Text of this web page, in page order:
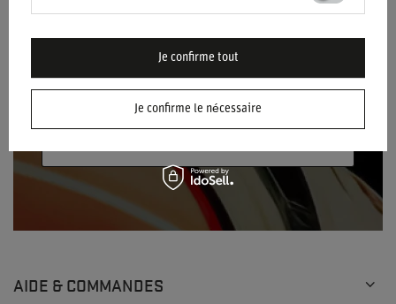
contenant des informations commerciales
confidentialité.
AIDE & COMMANDES
Je confirme le nécessaire
Je confirme tout